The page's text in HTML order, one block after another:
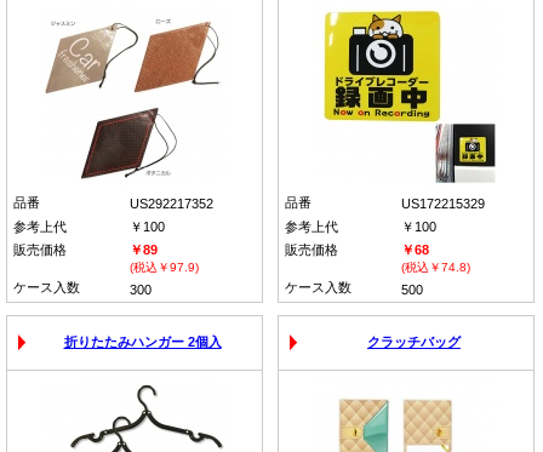
品番
US292217352
参考上代
￥100
販売価格
￥89
(税込￥97.9)
ケース入数 300
品番
US172215329
参考上代
￥100
販売価格
￥68
(税込￥74.8)
ケース入数 500
折りたたみハンガー 2個入 クラッチバッグ